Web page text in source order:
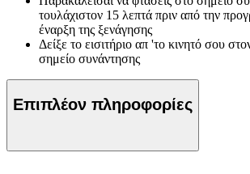
τουλάχιστον 15 λεπτά πριν από την
έναρξη της ξενάγησης
Δείξε το εισιτήριο απ 'το κινητό σου
σημείο συνάντησης
Επιπλέον πληροφορίες